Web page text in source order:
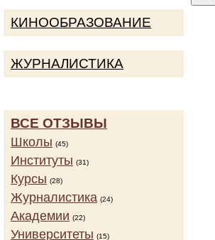
КИНООБРАЗОВАНИЕ
ЖУРНАЛИСТИКА
ВСЕ ОТЗЫВЫ
Школы (45)
Институты (31)
Курсы (28)
Журналистика (24)
Академии (22)
Университеты (15)